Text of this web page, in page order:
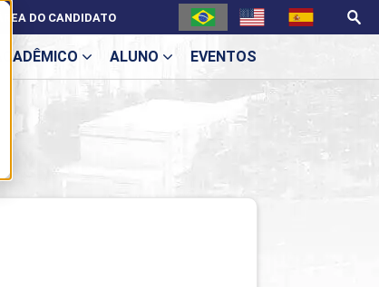
ACADÊMICO ALUNO EVENTOS
ÁREA DO CANDIDATO